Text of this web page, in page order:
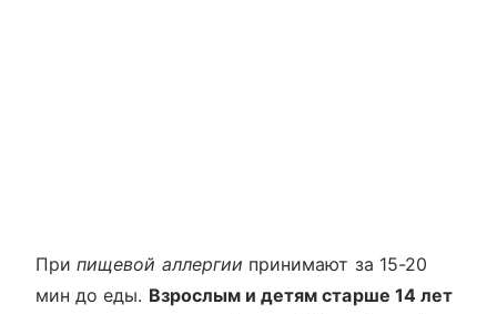
Припищевой аллергии принимают за 15-20
мин до еды. Взрослым и детям старше 14 лет